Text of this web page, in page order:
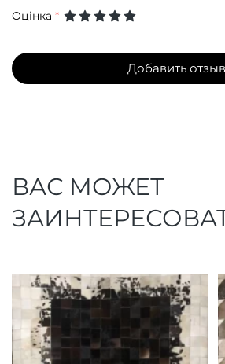
Оцінка *
Добавить отзыв
ВАС МОЖЕТ